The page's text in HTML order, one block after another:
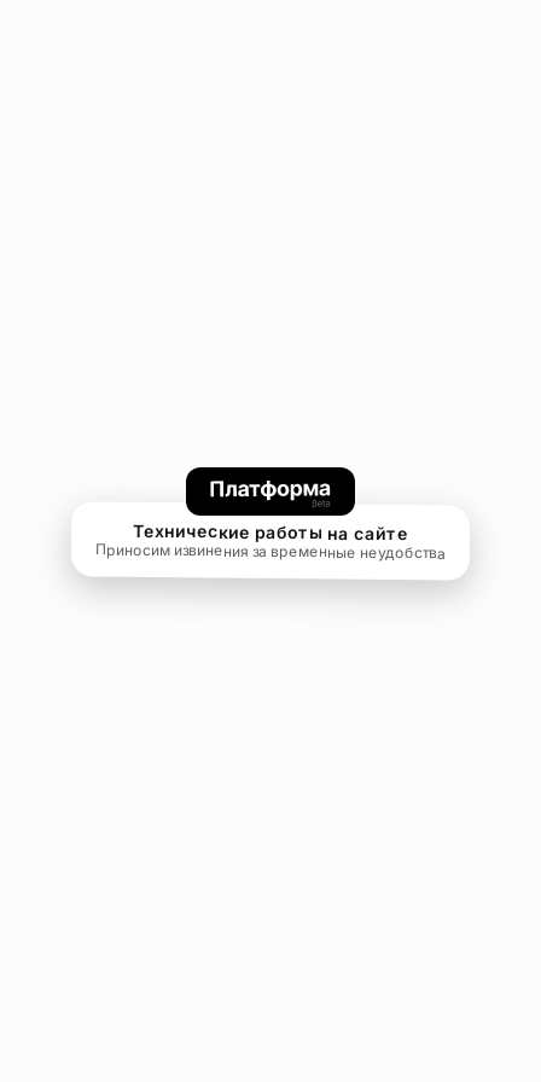
Технические работы на сайте
Приносим извинения за временные неудобства